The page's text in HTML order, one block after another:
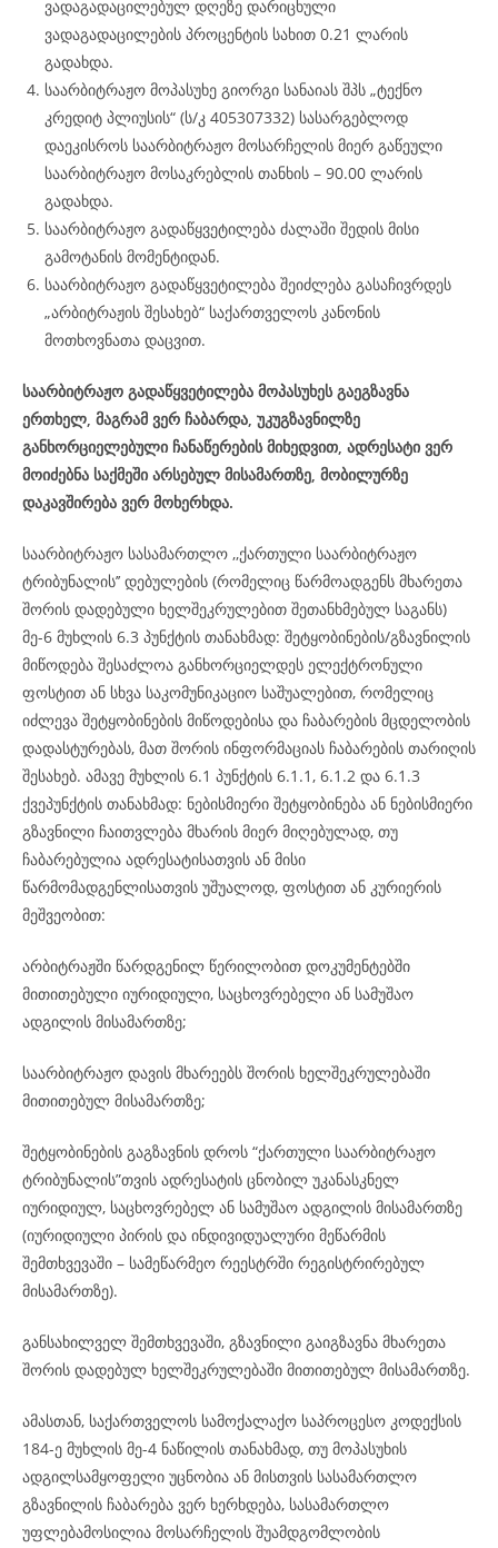
ვადაგადაცილებულ დღეზე დარიცხული
ვადაგადაცილების პროცენტის სახით 0.21 ლარის
გადახდა.
საარბიტრაჟო მოპასუხე გიორგი სანაიას შპს „ტექნო
კრედიტ პლიუსის“ (ს/კ 405307332) სასარგებლოდ
დაეკისროს საარბიტრაჟო მოსარჩელის მიერ გაწეული
საარბიტრაჟო მოსაკრებლის თანხის – 90.00 ლარის
გადახდა.
საარბიტრაჟო გადაწყვეტილება ძალაში შედის მისი
გამოტანის მომენტიდან.
საარბიტრაჟო გადაწყვეტილება შეიძლება გასაჩივრდეს
„არბიტრაჟის შესახებ“ საქართველოს კანონის
მოთხოვნათა დაცვით.
საარბიტრაჟო გადაწყვეტილება მოპასუხეს გაეგზავნა
ერთხელ, მაგრამ ვერ ჩაბარდა, უკუგზავნილზე
განხორციელებული ჩანაწერების მიხედვით, ადრესატი ვერ
მოიძებნა საქმეში არსებულ მისამართზე, მობილურზე
დაკავშირება ვერ მოხერხდა.
საარბიტრაჟო სასამართლო ,,ქართული საარბიტრაჟო
ტრიბუნალის’’ დებულების (რომელიც წარმოადგენს მხარეთა
შორის დადებული ხელშეკრულებით შეთანხმებულ საგანს)
მე-6 მუხლის 6.3 პუნქტის თანახმად: შეტყობინების/გზავნილის
მიწოდება შესაძლოა განხორციელდეს ელექტრონული
ფოსტით ან სხვა საკომუნიკაციო საშუალებით, რომელიც
იძლევა შეტყობინების მიწოდებისა და ჩაბარების მცდელობის
დადასტურებას, მათ შორის ინფორმაციას ჩაბარების თარიღის
შესახებ. ამავე მუხლის 6.1 პუნქტის 6.1.1, 6.1.2 და 6.1.3
ქვეპუნქტის თანახმად: ნებისმიერი შეტყობინება ან ნებისმიერი
გზავნილი ჩაითვლება მხარის მიერ მიღებულად, თუ
ჩაბარებულია ადრესატისათვის ან მისი
წარმომადგენლისათვის უშუალოდ, ფოსტით ან კურიერის
მეშვეობით:
არბიტრაჟში წარდგენილ წერილობით დოკუმენტებში
მითითებული იურიდიული, საცხოვრებელი ან სამუშაო
ადგილის მისამართზე;
საარბიტრაჟო დავის მხარეებს შორის ხელშეკრულებაში
მითითებულ მისამართზე;
შეტყობინების გაგზავნის დროს “ქართული საარბიტრაჟო
ტრიბუნალის”თვის ადრესატის ცნობილ უკანასკნელ
იურიდიულ, საცხოვრებელ ან სამუშაო ადგილის მისამართზე
(იურიდიული პირის და ინდივიდუალური მეწარმის
შემთხვევაში – სამეწარმეო რეესტრში რეგისტრირებულ
მისამართზე).
განსახილველ შემთხვევაში, გზავნილი გაიგზავნა მხარეთა
შორის დადებულ ხელშეკრულებაში მითითებულ მისამართზე.
ამასთან, საქართველოს სამოქალაქო საპროცესო კოდექსის
184-ე მუხლის მე-4 ნაწილის თანახმად, თუ მოპასუხის
ადგილსამყოფელი უცნობია ან მისთვის სასამართლო
გზავნილის ჩაბარება ვერ ხერხდება, სასამართლო
უფლებამოსილია მოსარჩელის შუამდგომლობის